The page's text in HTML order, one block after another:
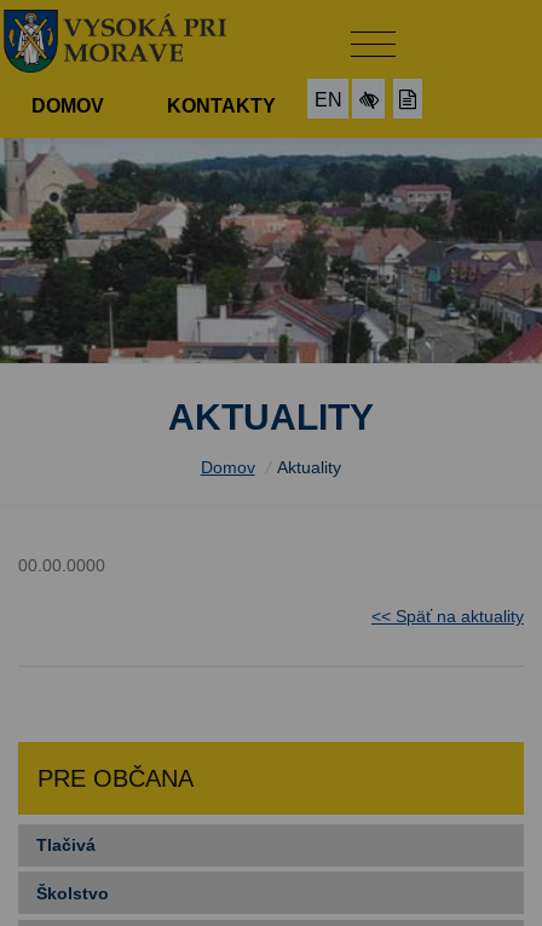
DOMOV KONTAKTY EN
AKTUALITY
Domov / Aktuality
00.00.0000
<< Späť na aktuality
PRE OBČANA
Tlačivá
Školstvo